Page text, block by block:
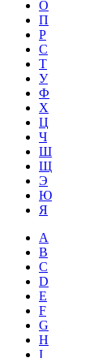
О
П
Р
С
Т
У
Ф
Х
Ц
Ч
Ш
Щ
Э
Ю
Я
A
B
C
D
E
F
G
H
I